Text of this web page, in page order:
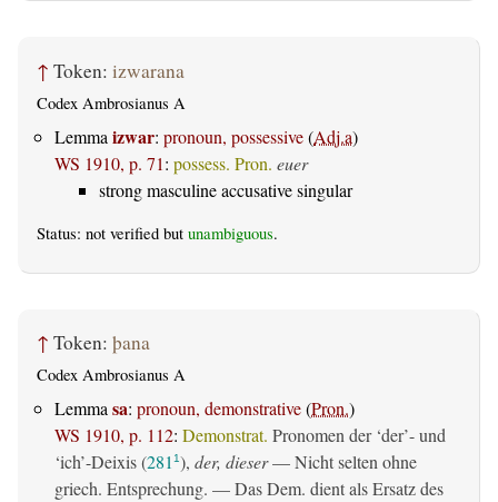
↑ Token: izwarana
Codex Ambrosianus A
Lemma izwar: pronoun, possessive(Adj.a)
WS 1910, p. 71: possess. Pron. euer
strong masculine accusative singular
Status: not verified but unambiguous.
↑ Token: þana
Codex Ambrosianus A
Lemmasa: pronoun, demonstrative(Pron.)
WS 1910, p. 112: Demonstrat. Pronomen der ‘der’- und
‘ich’-Deixis (281 1), der, dieser— Nicht selten ohne
griech. Entsprechung. — Das Dem. dient als Ersatz des